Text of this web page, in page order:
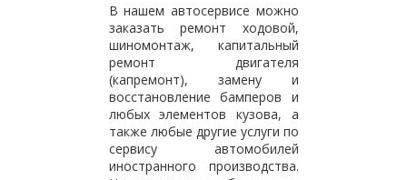
В нашем автосервисе можно
заказать ремонт ходовой,
шиномонтаж, капитальный
ремонт двигателя
(капремонт), замену и
восстановление бамперов и
любых элементов кузова, а
также любые другие услуги по
сервису автомобилей
иностранного производства.